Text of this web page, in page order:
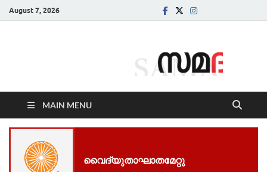
August 7, 2026
MAIN MENU
വൈദ്യുതാഘാതമേറ്റു